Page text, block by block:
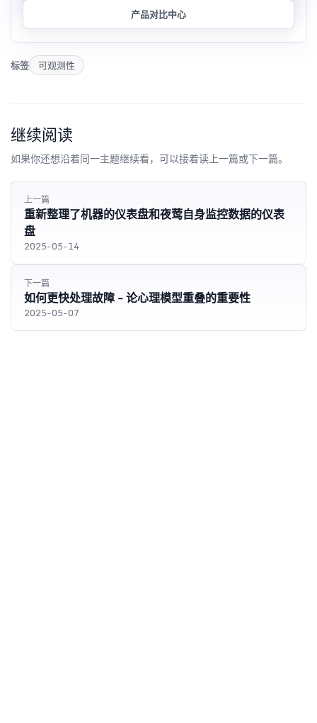
产品对比中心
标签 可观测性
继续阅读
如果你还想沿着同一主题继续看，可以接着读上一篇或下一篇。
上一篇
重新整理了机器的仪表盘和夜莺自身监控数据的仪表
盘
2025-05-14
下一篇
如何更快处理故障 - 论心理模型重叠的重要性
2025-05-07